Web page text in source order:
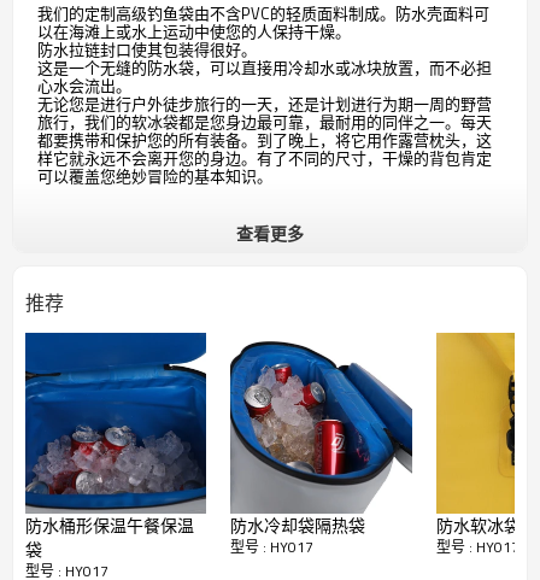
我们的定制高级钓鱼袋由不含PVC的轻质面料制成。防水壳面料可
以在海滩上或水上运动中使您的人保持干燥。
防水拉链封口使其包装得很好。
这是一个无缝的防水袋，可以直接用冷却水或冰块放置，而不必担
心水会流出。
无论您是进行户外徒步旅行的一天，还是计划进行为期一周的野营
旅行，我们的软冰袋都是您身边最可靠，最耐用的同伴之一。每天
都要携带和保护您的所有装备。到了晚上，将它用作露营枕头，这
样它就永远不会离开您的身边。有了不同的尺寸，干燥的背包肯定
可以覆盖您绝妙冒险的基本知识。
查看更多
推荐
防水桶形保温午餐保温
袋
型号 : HY017
防水冷却袋隔热袋
型号 : HY017
防水软冰袋
型号 : HY017